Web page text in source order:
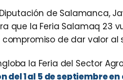
de Salamanca,
que la Feria Salamaq 23
compromiso de dar valor
la Feria del Sector
del 1 al 5 de septiembre